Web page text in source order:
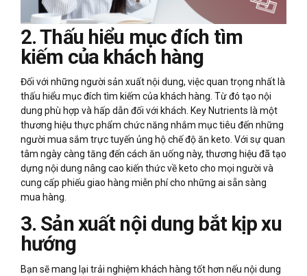
2. Thấu hiểu mục đích tìm
kiếm của khách hàng
Đối với những người sản xuất nội dung, việc quan trọng nhất là
thấu hiểu mục đích tìm kiếm của khách hàng. Từ đó tạo nội
dung phù hợp và hấp dẫn đối với khách. Key Nutrients là một
thương hiệu thực phẩm chức năng nhắm mục tiêu đến những
người mua sắm trực tuyến ủng hộ chế độ ăn keto. Với sự quan
tâm ngày càng tăng đến cách ăn uống này, thương hiệu đã tạo
dựng nội dung nâng cao kiến thức về keto cho mọi người và
cung cấp phiếu giao hàng miễn phí cho những ai sẵn sàng
mua hàng.
3. Sản xuất nội dung bắt kịp xu
hướng
Bạn sẽ mang lại trải nghiệm khách hàng tốt hơn nếu nội dung